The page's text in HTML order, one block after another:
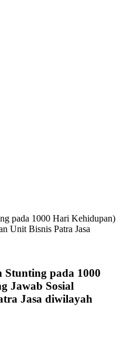
pada 1000 Hari Kehidupan)
Unit Bisnis Patra Jasa
pada 1000
Jawab Sosial
Jasa diwilayah